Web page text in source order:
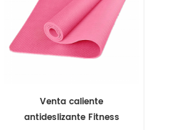
Venta caliente
antideslizante Fitness